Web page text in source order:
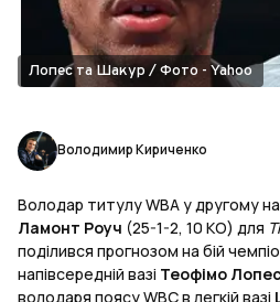
Лопес та Шакур / Фото - Yahoo
Володимир Кириченко
Володар титулу WBA у другому
Ламонт Роуч (25-1-2, 10 КО) для
поділився прогнозом на бій
напівсередній вазі Теофімо
володаря поясу WBC в легкій вазі